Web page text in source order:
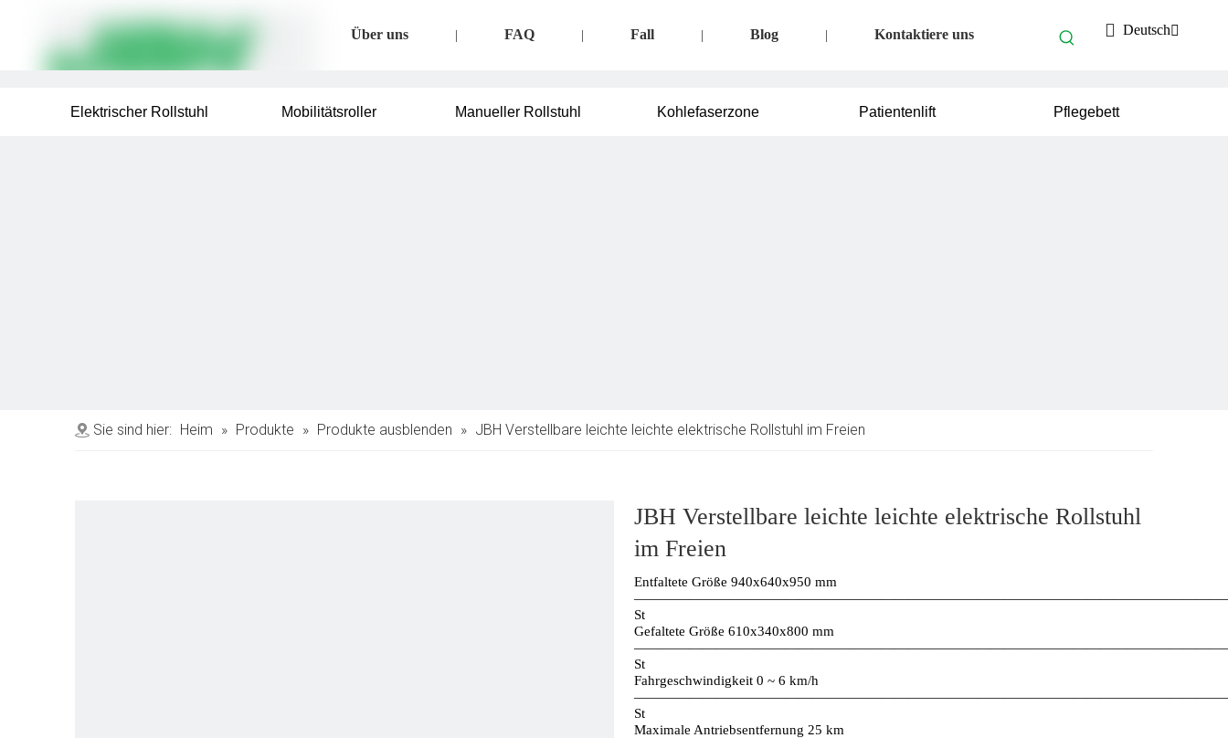
Über uns | FAQ | Fall | Blog | Kontaktiere uns Deutsch
Elektrischer Rollstuhl Mobilitätsroller Manueller Rollstuhl Kohlefaserzone Patientenlift Pflegebett
Sie sind hier: Heim » Produkte » Produkte ausblenden » JBH Verstellbare leichte leichte elektrische Rollstuhl im Freien
JBH Verstellbare leichte leichte elektrische Rollstuhl
im Freien
Entfaltete Größe 940x640x950 mm
St
Gefaltete Größe 610x340x800 mm
St
Fahrgeschwindigkeit 0 ~ 6 km/h
St
Maximale Antriebsentfernung 25 km